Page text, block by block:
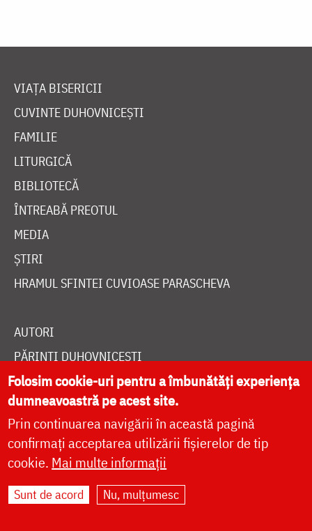
VIAȚA BISERICII
CUVINTE DUHOVNICEȘTI
FAMILIE
LITURGICĂ
BIBLIOTECĂ
ÎNTREABĂ PREOTUL
MEDIA
ȘTIRI
HRAMUL SFINTEI CUVIOASE PARASCHEVA
AUTORI
PĂRINȚI DUHOVNICEȘTI
MAICI CU VIAȚĂ DUHOVNICEASCĂ
TEMATICĂ
SINAXAR ALFABETIC
MĂNĂSTIRI ȘI BISERICI
WIDGET DOXOLOGIA
Folosim cookie-uri pentru a îmbunătăți experiența
dumneavoastră pe acest site.
Prin continuarea navigării în această pagină
confirmați acceptarea utilizării fișierelor de tip
cookie. Mai multe informații
Sunt de acord Nu, mulțumesc